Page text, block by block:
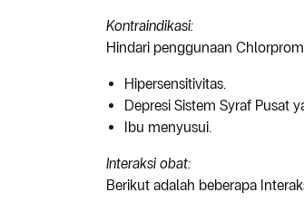
Kontraindikasi:
Hindari penggunaan
Hipersensitivitas.
Depresi Sistem Syraf Pusat
Ibu menyusui.
Interaksi obat:
Berikut adalah beberapa